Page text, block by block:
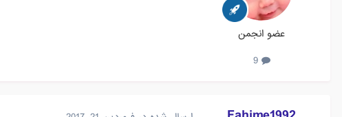
عضو انجمن
9